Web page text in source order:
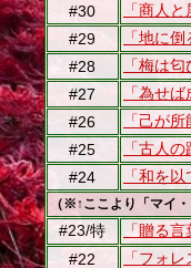
#30 「商人と
#29 「地に
#28 「梅は匂
#27 「為せば
#26 「己が所
#25 「古人
#24 「和を
（※↑ここより「マイ
#23/特 「贈る言
#22 「フォ